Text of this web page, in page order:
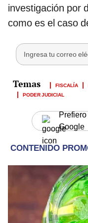
investigación por
como es el caso
FISCALÍA
PODER JUDICIAL
Google